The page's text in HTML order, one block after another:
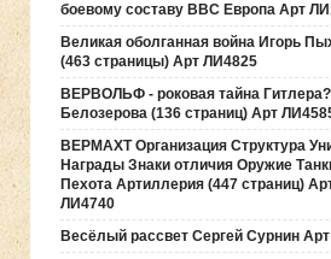
боевому составу ВВС Европа Арт
Великая оболганная война Игорь
(463 страницы) Арт ЛИ4825
ВЕРВОЛЬФ - роковая тайна
Белозерова (136 страниц) Арт
ВЕРМАХТ Организация Структура
Награды Знаки отличия Оружие
Пехота Артиллерия (447 страниц)
ЛИ4740
Весёлый рассвет Сергей Сурнин